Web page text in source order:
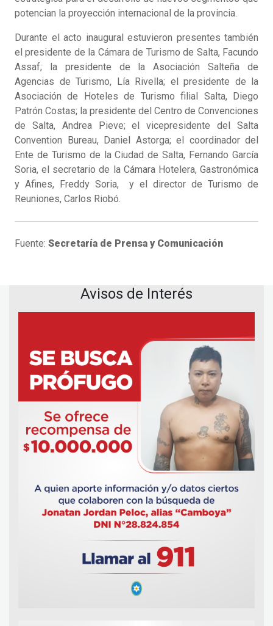
potencian la proyección internacional de la provincia.
Durante el acto inaugural estuvieron presentes también
el presidente de la Cámara de Turismo de Salta, Facundo
Assaf; la presidente de la Asociación Salteña de
Agencias de Turismo, Lía Rivella; el presidente de la
Asociación de Hoteles de Turismo filial Salta, Diego
Patrón Costas; la presidente del Centro de Convenciones
de Salta, Andrea Pieve; el vicepresidente del Salta
Convention Bureau, Daniel Astorga; el coordinador del
Ente de Turismo de la Ciudad de Salta, Fernando García
Soria, el secretario de la Cámara Hotelera, Gastronómica
y Afines, Freddy Soria, y el director de Turismo de
Reuniones, Carlos Riobó.
Fuente: Secretaría de Prensa y Comunicación
Avisos de Interés